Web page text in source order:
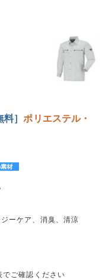
料］ポリエステル・
ーケア、消臭、清涼
ご確認ください